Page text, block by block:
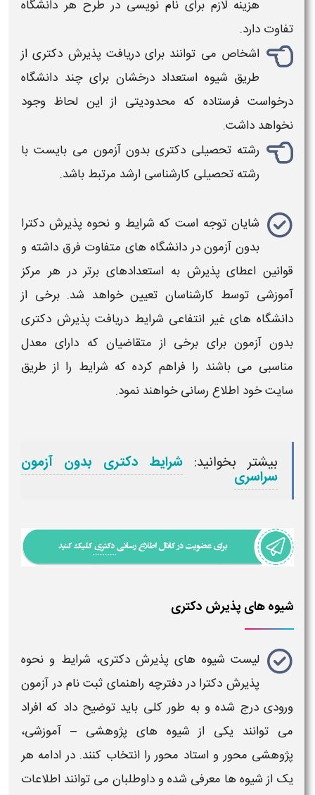
هزینه لازم برای نام نویسی در طرح هر دانشگاه
تفاوت دارد.
اشخاص می توانند برای دریافت پذیرش دکتریاز
طریق شیوه استعداد درخشان برای چند دانشگاه
درخواست فرستاده که محدودیتی از این لحاظ وجود
نخواهد داشت.
رشته تحصیلی دکتری بدون آزمون می بایست با
رشته تحصیلی کارشناسی ارشد مرتبط باشد.
شایان توجه است که شرایط و نحوه پذیرش دکترا
بدون آزموندر دانشگاه های متفاوت فرق داشته و
قوانین اعطایپذیرشبه استعدادهای برتر در هر مرکز
آموزشی توسط کارشناسان تعیین خواهد شد. برخی از
دانشگاه های غیر انتفاعی شرایط دریافتپذیرش دکتری
بدون آزمون برای برخی از متقاضیان که دارای معدل
مناسبی می باشند را فراهم کرده که شرایط را از طریق
سایت خود اطلاع رسانی خواهند نمود.
بیشتر بخوانید: شرایط دکتری بدون آزمون
سراسری
شیوه های پذیرش دکتری
لیست شیوه های پذیرش دکتری، شرایط و نحوه
پذیرش دکترادر دفترچه راهنمای ثبت نام در آزمون
ورودی درج شده و به طور کلی باید توضیح داد که افراد
می توانند یکی از شیوه های پژوهشی – آموزشی،
پژوهشی محور و استاد محور را انتخاب کنند. در ادامه هر
یک ازشیوه ها معرفی شده و داوطلبان می توانند اطلاعات